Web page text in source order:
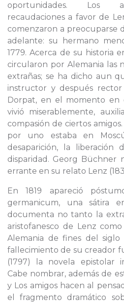
oportunidades. Los
recaudaciones a favor de
comenzaron a preocuparse
adelante: su hermano
1779. Acerca de su historia
circularon por Alemania las
extrañas; se ha dicho aun
instructor y después
Dorpat, en el momento en
vivió miserablemente,
compasión de ciertos
por uno estaba en
desaparición, la liberación
disparidad. Georg Büchner
errante en su relato Lenz
En 1819 apareció
germanicum, una sátira
documenta no tanto la
aristofanesco de Lenz
Alemania de fines del siglo
fallecimiento de su creador
(1797) la novela epistolar
Cabe nombrar, además de
y Los amigos hacen al
el fragmento dramático